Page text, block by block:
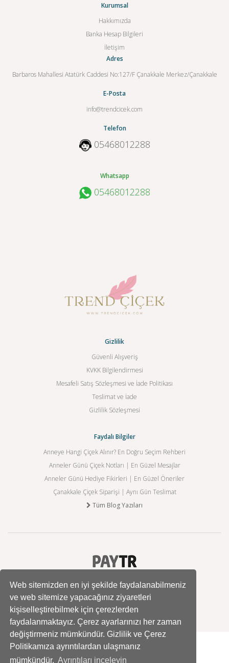
Web sitemizden en iyi şekilde faydalanabilmeniz
ve web sitemize yapacağınız ziyaretleri
kişiselleştirebilmek için çerezlerden
faydalanmaktayız. Çerez ayarlarınızı her zaman
değiştirmeniz mümkündür. Gizlilik ve Çerez
Politikamıza ayrıntılardan ulaşmanız
mümkündür. Ayrıntıları inceleyin
Kurumsal
Hakkımızda
Banka Hesap Bilgileri
İletişim
Adres
Barbaros Mahallesi Atatürk Caddesi No:127/F Çanakkale Merkez/Çanakkale
E-Posta
info@trendcicek.com
Telefon
05468012288
Whatsapp
05468012288
Gizlilik
Güvenli Alışveriş
KVKK Bilgilendirmesi
Mesafeli Satış Sözleşmesi ve İade Politikası
Teslimat ve İade
Gizlilik Sözleşmesi
Faydalı Bilgiler
Anneye Hangi Çiçek Alınır? En Doğru Seçim Rehberi
Anneler Günü Çiçek Notları | En Güzel Mesajlar
Anneler Günü Hediye Fikirleri | En Güzel Öneriler
Çanakkale Çiçek Siparişi | Aynı Gün Teslimat
Tüm Blog Yazıları